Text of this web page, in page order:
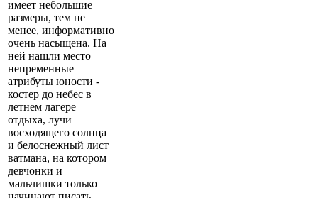
имеет небольшие
размеры, тем не
менее, информативно
очень насыщена. На
ней нашли место
непременные
атрибуты юности -
костер до небес в
летнем лагере
отдыха, лучи
восходящего солнца
и белоснежный лист
ватмана, на котором
девчонки и
мальчишки только